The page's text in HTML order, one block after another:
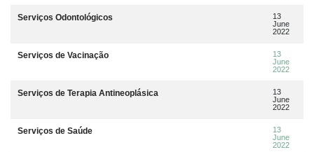
Serviços Odontológicos
13
June
2022
Serviços de Vacinação
13
June
2022
Serviços de Terapia Antineoplásica
13
June
2022
Serviços de Saúde
13
June
2022